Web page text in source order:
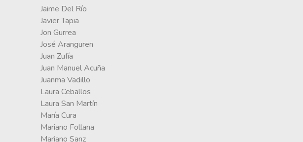
Jaime Del Río
Javier Tapia
Jon Gurrea
José Aranguren
Juan Zufía
Juan Manuel Acuña
Juanma Vadillo
Laura Ceballos
Laura San Martín
María Cura
Mariano Follana
Mariano Sanz